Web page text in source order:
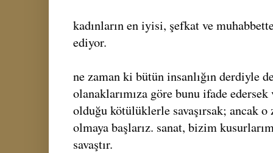
kadınların en iyisi, şefkat ve
ediyor.
ne zaman ki bütün insanlığın derdiyle
olanaklarımıza göre bunu ifade
olduğu kötülüklerle savaşırsak; ancak o
olmaya başlarız. sanat, bizim
savaştır.